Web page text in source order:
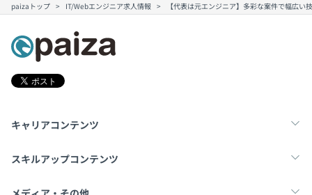
paizaトップ IT/Webエンジニア求人情報 【代表は元エンジニア】多彩な案件で幅広
キャリアコンテンツ
転職・キャリア
スキルアップコンテンツ
学習